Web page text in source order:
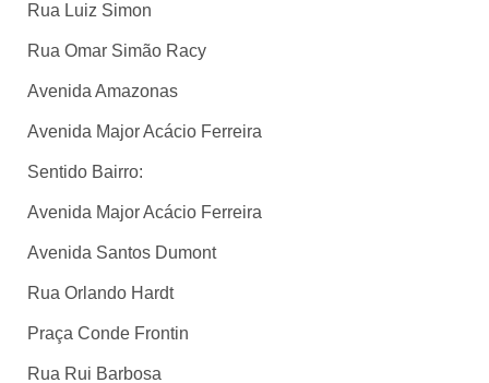
Rua Luiz Simon
Rua Omar Simão Racy
Avenida Amazonas
Avenida Major Acácio Ferreira
Sentido Bairro:
Avenida Major Acácio Ferreira
Avenida Santos Dumont
Rua Orlando Hardt
Praça Conde Frontin
Rua Rui Barbosa